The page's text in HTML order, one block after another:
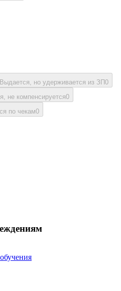
Выдается, но удерживается из ЗП0
не компенсируется0
по чекам0